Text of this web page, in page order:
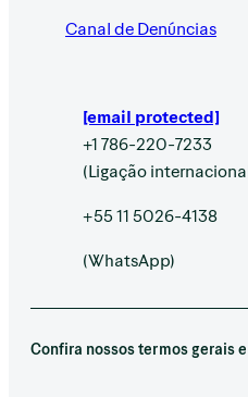
Canal de Denúncias
[email protected]
+1 786-220-7233
(Ligação
+55 11 5026-4138
(WhatsApp)
Confira nossos termos gerais